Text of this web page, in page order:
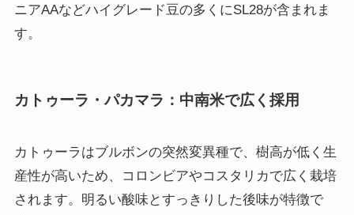
ニアAAなどハイグレード豆の多くにSL28が含まれま
す。
カトゥーラ・パカマラ：中南米で広く採用
カトゥーラはブルボンの突然変異種で、樹高が低く生
産性が高いため、コロンビアやコスタリカで広く栽培
されます。明るい酸味とすっきりした後味が特徴で